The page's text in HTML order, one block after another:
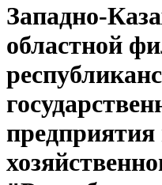
Западно-
областной
предприятия